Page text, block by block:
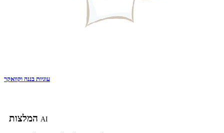
עוגיות בננה וקוואקר
AI